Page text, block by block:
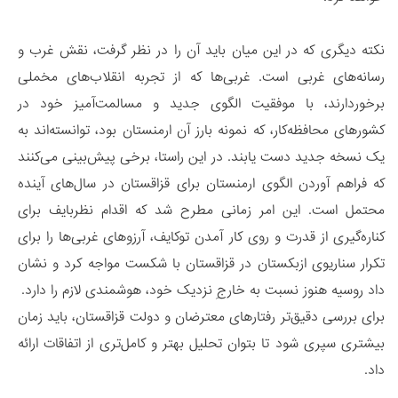
نکته دیگری که در این میان باید آن را در نظر گرفت، نقش غرب و
رسانه‌های غربی است. غربی‌ها که از تجربه انقلاب‌های مخملی
برخوردارند، با موفقیت الگوی جدید و مسالمت‌آمیز خود در
کشورهای محافظه‌کار، که نمونه بارز آن ارمنستان بود، توانسته‌اند به
یک نسخه جدید دست یابند. در این راستا، برخی پیش‌بینی می‌کنند
که فراهم آوردن الگوی ارمنستان برای قزاقستان در سال‌های آینده
محتمل است. این امر زمانی مطرح شد که اقدام نظربایف برای
کناره‌گیری از قدرت و روی کار آمدن توکایف، آرزوهای غربی‌ها را برای
تکرار سناریوی ازبکستان در قزاقستان با شکست مواجه کرد و نشان
داد روسیه هنوز نسبت به خارجِ نزدیک خود، هوشمندی لازم را دارد.
برای بررسی دقیق‌تر‌ رفتارهای معترضان و دولت قزاقستان، باید زمان
بیشتری سپری شود تا بتوان تحلیل بهتر و کامل‌تری از اتفاقات ارائه
داد.